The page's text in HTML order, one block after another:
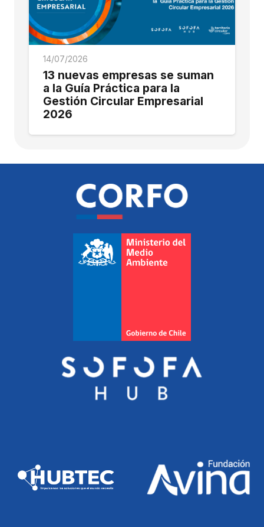
14/07/2026
13 nuevas empresas se suman
a la Guía Práctica para la
Gestión Circular Empresarial
2026